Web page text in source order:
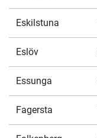
Eskilstuna
Eslöv
Essunga
Fagersta